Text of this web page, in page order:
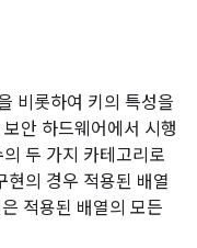
비롯하여 키의 특성을
안 하드웨어에서 시행
두 가지 카테고리로
현의 경우 적용된 배열
적용된 배열의 모든